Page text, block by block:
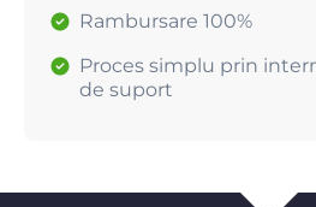
Rambursare 100%
Proces simplu prin
de suport